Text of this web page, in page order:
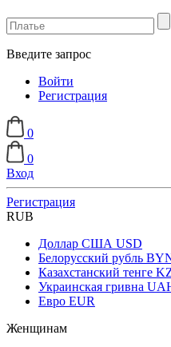
Введите запрос
Войти
Регистрация
0
0
Вход
Регистрация
RUB
Доллар США USD
Белорусский рубль
Казахстанский тенге
Украинская гривна
Евро EUR
Женщинам